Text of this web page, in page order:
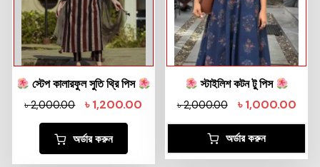
স্টেপ কালারফুল সুতি থ্রি পিস
৳2,000.00 ৳1,200.00
অর্ডার করুন
স্টাইলিশ কটন টু পিস
৳2,000.00 ৳1,000.00
অর্ডার করুন